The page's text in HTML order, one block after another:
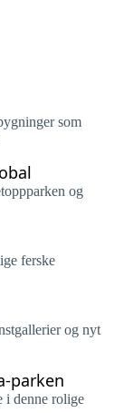
som
og
ferske
og nyt
parken
i denne rolige